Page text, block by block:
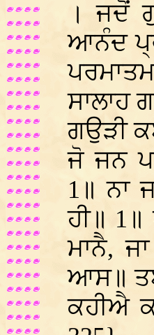
। ਜਦੋਂ
ਆਨੰਦ
ਸਾਲਾਹ
ਗਉੜੀ
ਜੋ ਜਨ
1॥ ਨਾ
ਹੀ॥
ਮਾਨੈ,
ਆਸ॥
ਕਹੀਐ